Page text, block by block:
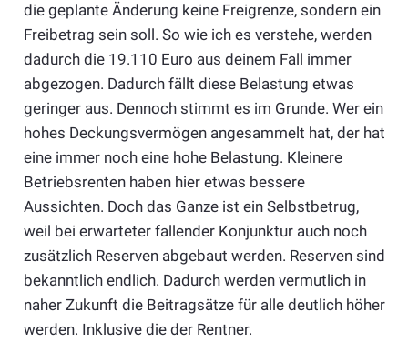
die geplante Änderung keine Freigrenze, sondern ein
Freibetrag sein soll. So wie ich es verstehe, werden
dadurch die 19.110 Euro aus deinem Fall immer
abgezogen. Dadurch fällt diese Belastung etwas
geringer aus. Dennoch stimmt es im Grunde. Wer ein
hohes Deckungsvermögen angesammelt hat, der hat
eine immer noch eine hohe Belastung. Kleinere
Betriebsrenten haben hier etwas bessere
Aussichten. Doch das Ganze ist ein Selbstbetrug,
weil bei erwarteter fallender Konjunktur auch noch
zusätzlich Reserven abgebaut werden. Reserven sind
bekanntlich endlich. Dadurch werden vermutlich in
naher Zukunft die Beitragsätze für alle deutlich höher
werden. Inklusive die der Rentner.